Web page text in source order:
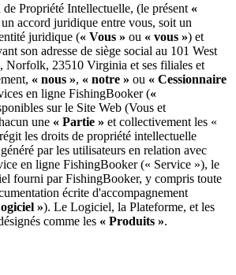
Propriété Intellectuelle, (le présent «
un accord juridique entre vous, soit un
juridique (« Vous » ou « vous ») et
son adresse de siège social au 101 West
Norfolk, 23510 Virginia et ses filiales et
« nous », « notre » ou « Cessionnaire
en ligne FishingBooker («
sur le Site Web (Vous et
une « Partie » et collectivement les «
les droits de propriété intellectuelle
par les utilisateurs en relation avec
en ligne FishingBooker (« Service »), le
fourni par FishingBooker, y compris toute
écrite d'accompagnement
»). Le Logiciel, la Plateforme, et les
comme les « Produits ».